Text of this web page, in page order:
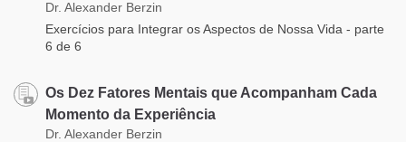
Dr. Alexander Berzin
Exercícios para Integrar os Aspectos de Nossa Vida - parte
6 de 6
Os Dez Fatores Mentais que Acompanham Cada
Momento da Experiência
Dr. Alexander Berzin